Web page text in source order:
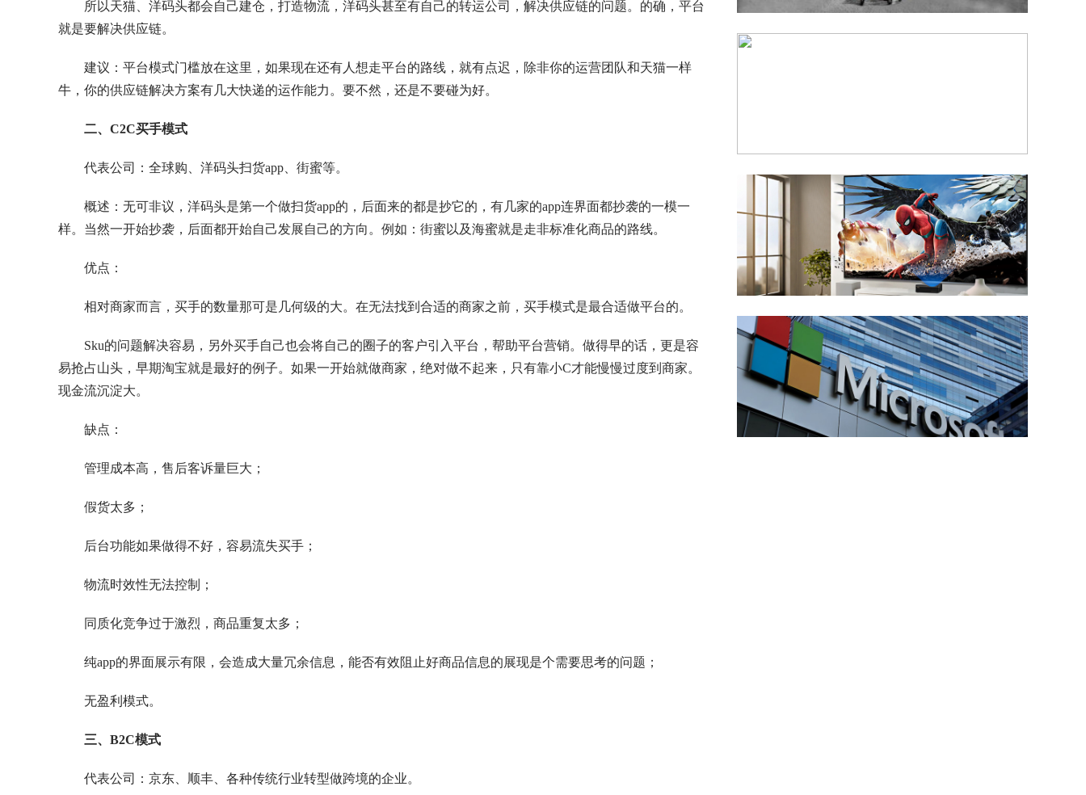
所以天猫、洋码头都会自己建仓，打造物流，洋码头甚至有自己的转运公司，解决供应链的问题。的确，平台
就是要解决供应链。
建议：平台模式门槛放在这里，如果现在还有人想走平台的路线，就有点迟，除非你的运营团队和天猫一样
牛，你的供应链解决方案有几大快递的运作能力。要不然，还是不要碰为好。
二、C2C买手模式
代表公司：全球购、洋码头扫货app、街蜜等。
概述：无可非议，洋码头是第一个做扫货app的，后面来的都是抄它的，有几家的app连界面都抄袭的一模一
样。当然一开始抄袭，后面都开始自己发展自己的方向。例如：街蜜以及海蜜就是走非标准化商品的路线。
优点：
相对商家而言，买手的数量那可是几何级的大。在无法找到合适的商家之前，买手模式是最合适做平台的。
Sku的问题解决容易，另外买手自己也会将自己的圈子的客户引入平台，帮助平台营销。做得早的话，更是容
易抢占山头，早期淘宝就是最好的例子。如果一开始就做商家，绝对做不起来，只有靠小C才能慢慢过度到商家。
现金流沉淀大。
缺点：
管理成本高，售后客诉量巨大；
假货太多；
后台功能如果做得不好，容易流失买手；
物流时效性无法控制；
同质化竞争过于激烈，商品重复太多；
纯app的界面展示有限，会造成大量冗余信息，能否有效阻止好商品信息的展现是个需要思考的问题；
无盈利模式。
三、B2C模式
代表公司：京东、顺丰、各种传统行业转型做跨境的企业。